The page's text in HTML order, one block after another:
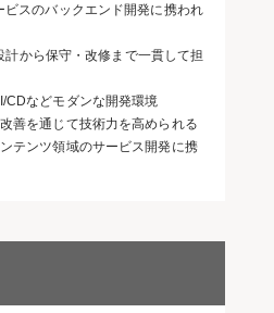
ビスのバックエンド開発に携われ
計から保守・改修まで一貫して担
CDなどモダンな開発環境
善を通じて技術力を高められる
テンツ領域のサービス開発に携